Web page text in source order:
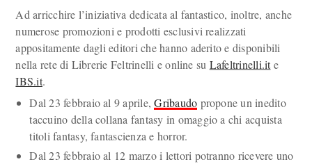
Ad arricchire l’iniziativa dedicata al fantastico, inoltre, anche
numerose promozioni e prodotti esclusivi realizzati
appositamente dagli editori che hanno aderito e disponibili
nella rete di Librerie Feltrinelli e online su Lafeltrinelli.ite
IBS.it.
Dal 23 febbraio al 9 aprile,Gribaudo propone un inedito
taccuino della collana fantasy in omaggio a chi acquista
titoli fantasy, fantascienza e horror.
Dal 23 febbraio al 12 marzo i lettori potranno ricevere uno